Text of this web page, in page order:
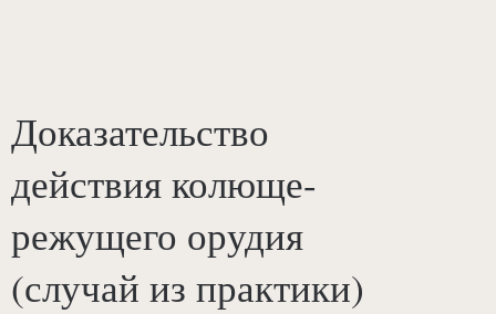
Доказательство
действия колюще-
режущего орудия
(случай из практики)